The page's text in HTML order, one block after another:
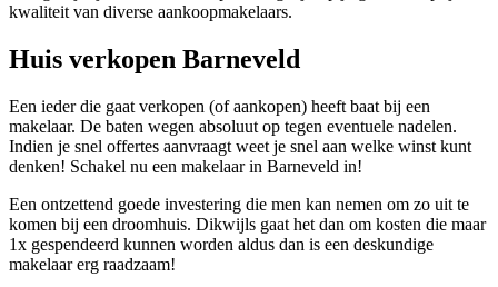
kwaliteit van diverse aankoopmakelaars.
Huis verkopen Barneveld
Een ieder die gaat verkopen (of aankopen) heeft baat bij een
makelaar. De baten wegen absoluut op tegen eventuele nadelen.
Indien je snel offertes aanvraagt weet je snel aan welke winst kunt
denken! Schakel nu een makelaar in Barneveld in!
Een ontzettend goede investering die men kan nemen om zo uit te
komen bij een droomhuis. Dikwijls gaat het dan om kosten die maar
1x gespendeerd kunnen worden aldus dan is een deskundige
makelaar erg raadzaam!